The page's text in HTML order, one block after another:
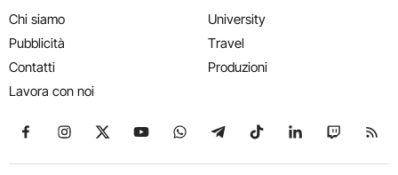
Chi siamo
Pubblicità
Contatti
Lavora con noi
University
Travel
Produzioni
Seguici su Facebook
Seguici su Instagram
Seguici su X
Seguici su YouTube
Seguici su WhatsApp
Seguici su Telegram
Seguici su TikTok
Seguici su
Seguici